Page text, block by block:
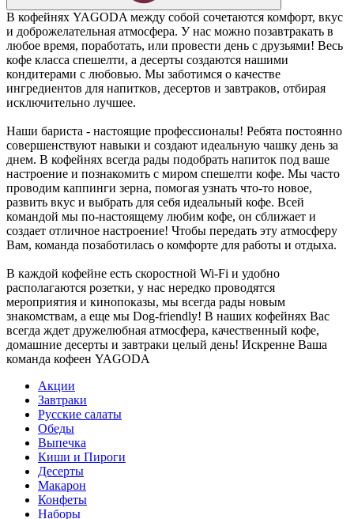
В кофейнях YAGODA между собой сочетаются комфорт, вкус
и доброжелательная атмосфера. У нас можно позавтракать в
любое время, поработать, или провести день с друзьями! Весь
кофе класса спешелти, а десерты создаются нашими
кондитерами с любовью. Мы заботимся о качестве
ингредиентов для напитков, десертов и завтраков, отбирая
исключительно лучшее.
Наши бариста - настоящие профессионалы! Ребята постоянно
совершенствуют навыки и создают идеальную чашку день за
днем. В кофейнях всегда рады подобрать напиток под ваше
настроение и познакомить с миром спешелти кофе. Мы часто
проводим каппинги зерна, помогая узнать что-то новое,
развить вкус и выбрать для себя идеальный кофе. Всей
командой мы по-настоящему любим кофе, он сближает и
создает отличное настроение! Чтобы передать эту атмосферу
Вам, команда позаботилась о комфорте для работы и отдыха.
В каждой кофейне есть скоростной Wi-Fi и удобно
располагаются розетки, у нас нередко проводятся
мероприятия и кинопоказы, мы всегда рады новым
знакомствам, а еще мы Dog-friendly! В наших кофейнях Вас
всегда ждет дружелюбная атмосфера, качественный кофе,
домашние десерты и завтраки целый день! Искренне Ваша
команда кофеен YAGODA
Акции
Завтраки
Русские салаты
Обеды
Выпечка
Киши и Пироги
Десерты
Макарон
Конфеты
Наборы